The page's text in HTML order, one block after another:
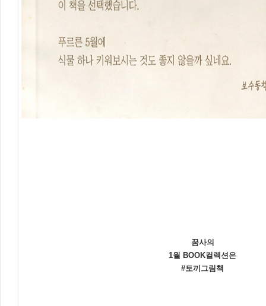
꿈사의
1월 BOOK컬렉션은
#토끼그림책